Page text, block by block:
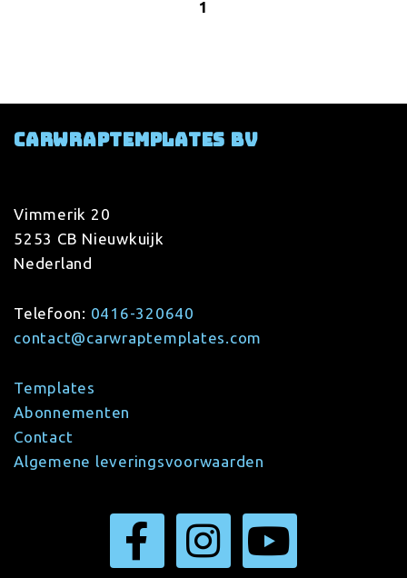
1
Carwraptemplates BV
Vimmerik 20
5253 CB Nieuwkuijk
Nederland
Telefoon: 0416-320640
contact@carwraptemplates.com
Templates
Abonnementen
Contact
Algemene leveringsvoorwaarden